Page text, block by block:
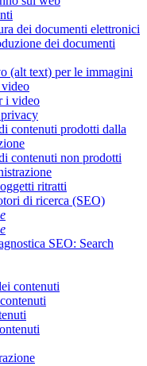
dei documenti elettronici
dei documenti
(alt text) per le immagini
i video
contenuti prodotti dalla
contenuti non prodotti
ritratti
di ricerca (SEO)
SEO: Search
contenuti